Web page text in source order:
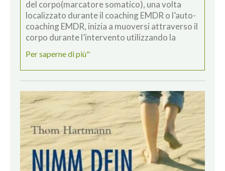
del corpo(marcatore somatico), una volta
localizzato durante il coaching EMDR o l’auto-
coaching EMDR, inizia a muoversi attraverso il
corpo durante l’intervento utilizzando la
Per saperne di più"